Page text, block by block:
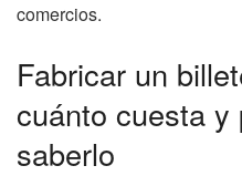
comercios.
Fabricar un
cuánto cuesta y
saberlo